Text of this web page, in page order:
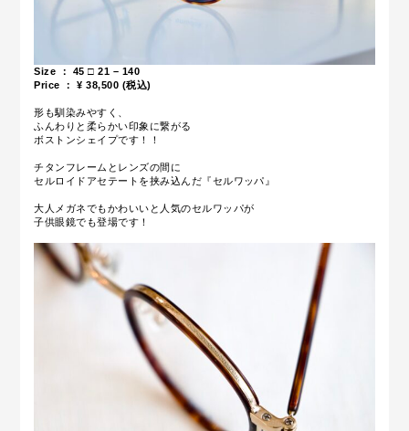
Size ： 45 □ 21 – 140
Price ： ¥ 38,500 (税込)
形も馴染みやすく、
ふんわりと柔らかい印象に繋がる
ボストンシェイプです！！
チタンフレームとレンズの間に
セルロイドアセテートを挟み込んだ『セルワッパ』
大人メガネでもかわいいと人気のセルワッパが
子供眼鏡でも登場です！